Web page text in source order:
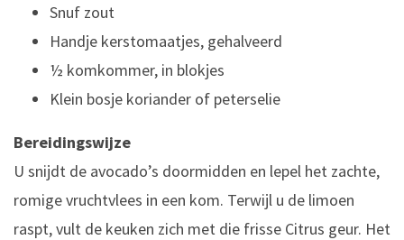
Snuf zout
Handje kerstomaatjes, gehalveerd
½ komkommer, in blokjes
Klein bosje koriander of peterselie
Bereidingswijze
U snijdt de avocado’s doormidden en lepel het zachte,
romige vruchtvlees in een kom. Terwijl u de limoen
raspt, vult de keuken zich met die frisse Citrus geur. Het